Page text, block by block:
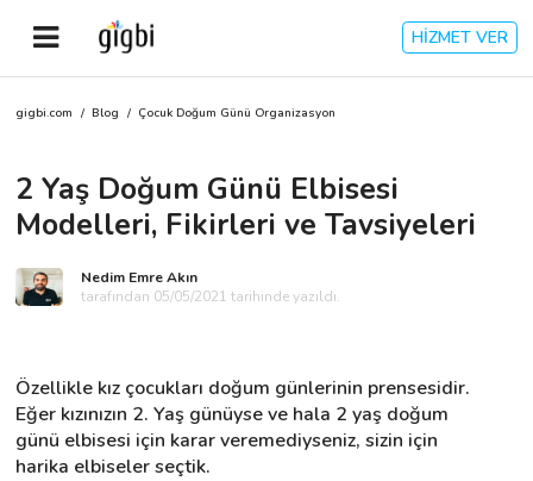
HİZMET VER
Anasayfa
Giriş Yap
Kategoriler
🎈 Biz Kimiz?
🧐 Nasıl Çalışır?
gigbi.com / Blog / Çocuk Doğum Günü Organizasyon
2 Yaş Doğum Günü Elbisesi
Modelleri, Fikirleri ve Tavsiyeleri
Nedim Emre Akın
tarafından 05/05/2021 tarihinde yazıldı.
Özellikle kız çocukları doğum günlerinin prensesidir.
Eğer kızınızın 2. Yaş günüyse ve hala 2 yaş doğum
günü elbisesi için karar veremediyseniz, sizin için
harika elbiseler seçtik.